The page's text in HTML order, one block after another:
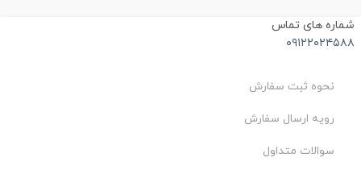
های تماس
نحوه ثبت سفارش
رویه ارسال سفارش
سوالات متداول